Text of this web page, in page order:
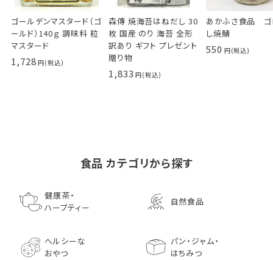
ゴールデンマスタード（ゴ
ールド）140ｇ 調味料 粒
マスタード
1,728
森傳 焼海苔はねだし 30
枚 国産 のり 海苔 全形
訳あり ギフト プレゼント
贈り物
1,833
あかふさ食品 ゴ
し焼鯖
550
ールド）140ｇ 調味料 粒
マスタード
鰹節 食べる削り節
70g× 10袋セット おつま
75g（50袋）
1,296
食品 カテゴリから探す
健康茶・
ハーブティー
自然食品
ヘルシーな
おやつ
パン・ジャム・
はちみつ